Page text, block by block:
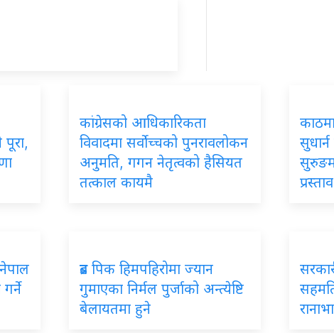
पूरा,
कांग्रेसको आधिकारिकता
विवादमा सर्वोच्चको पुनरावलोकन
अनुमति, गगन नेतृत्वको हैसियत
तत्काल कायमै
प्रस्ताव
ब्रड पिक हिमपहिरोमा ज्यान
गुमाएका निर्मल पुर्जाको अन्त्येष्टि
बेलायतमा हुने